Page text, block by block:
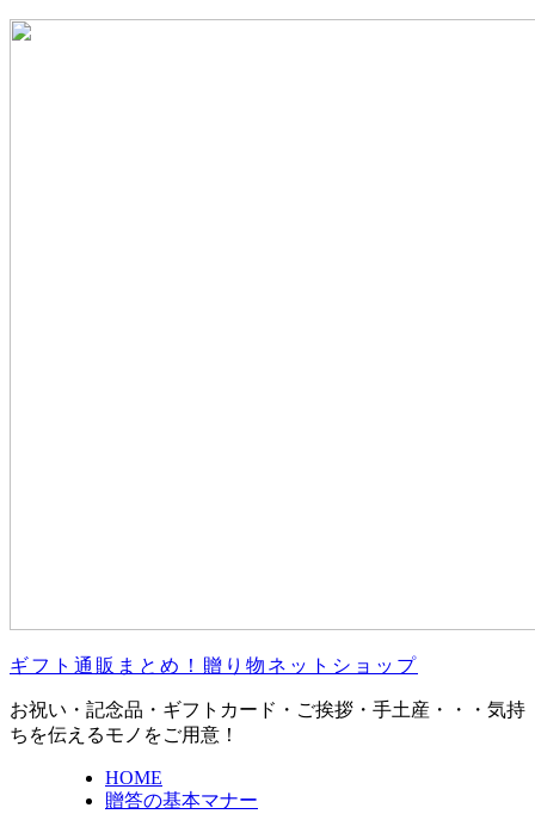
ギフト通販まとめ！贈り物ネットショップ
お祝い・記念品・ギフトカード・ご挨拶・手土産・・・気持
ちを伝えるモノをご用意！
HOME
贈答の基本マナー